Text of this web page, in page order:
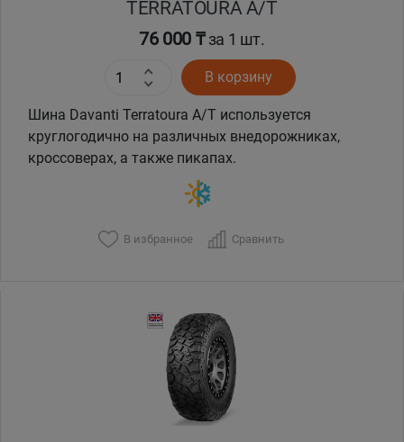
TERRATOURA A/T
76 000 ₸за 1 шт.
В корзину
Шина Davanti Terratoura A/T используется
круглогодично на различных внедорожниках,
кроссоверах, а также пикапах.
В избранное Сравнить